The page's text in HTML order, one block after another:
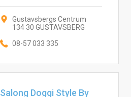
Gustavsbergs Centrum
134 30 GUSTAVSBERG
08-57 033 335
Salong Doggi Style By